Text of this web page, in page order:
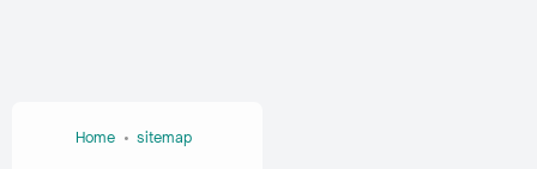
Home sitemap